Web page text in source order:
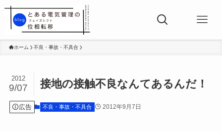
ホーム 不良・事故・不具合
接地の接触不良なんてあるんだ！
2012
9/07
広告 不良・事故・不具合 2012年9月7日